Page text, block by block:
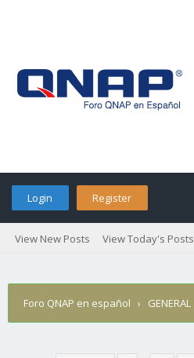
Login Register
View New Posts View Today's Posts
Foro QNAP en español › GENERAL